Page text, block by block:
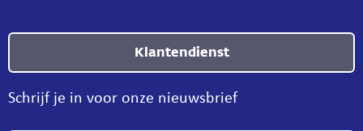
Klantendienst
Schrijf je in voor onze nieuwsbrief